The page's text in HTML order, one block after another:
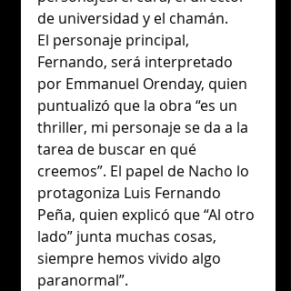
de universidad y el chamán.
El personaje principal,
Fernando, será interpretado
por Emmanuel Orenday, quien
puntualizó que la obra “es un
thriller, mi personaje se da a la
tarea de buscar en qué
creemos”. El papel de Nacho lo
protagoniza Luis Fernando
Peña, quien explicó que “Al otro
lado” junta muchas cosas,
siempre hemos vivido algo
paranormal”.